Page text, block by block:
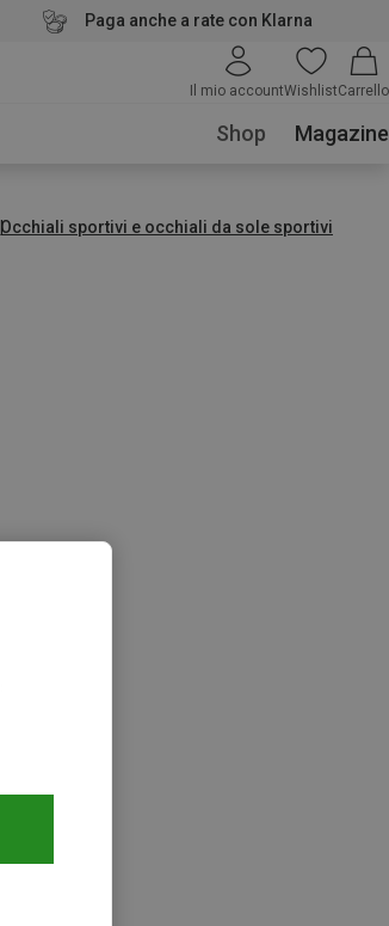
Paga anche a rate con Klarna
Il mio accountWishlistCarrello
Shop Magazine
Occhiali sportivi e occhiali da sole sportivi